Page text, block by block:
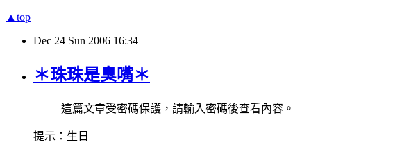
▲top
Dec 24 Sun 2006 16:34
＊珠珠是臭嘴＊
這篇文章受密碼保護，請輸入密碼後查看內容。
提示：生日